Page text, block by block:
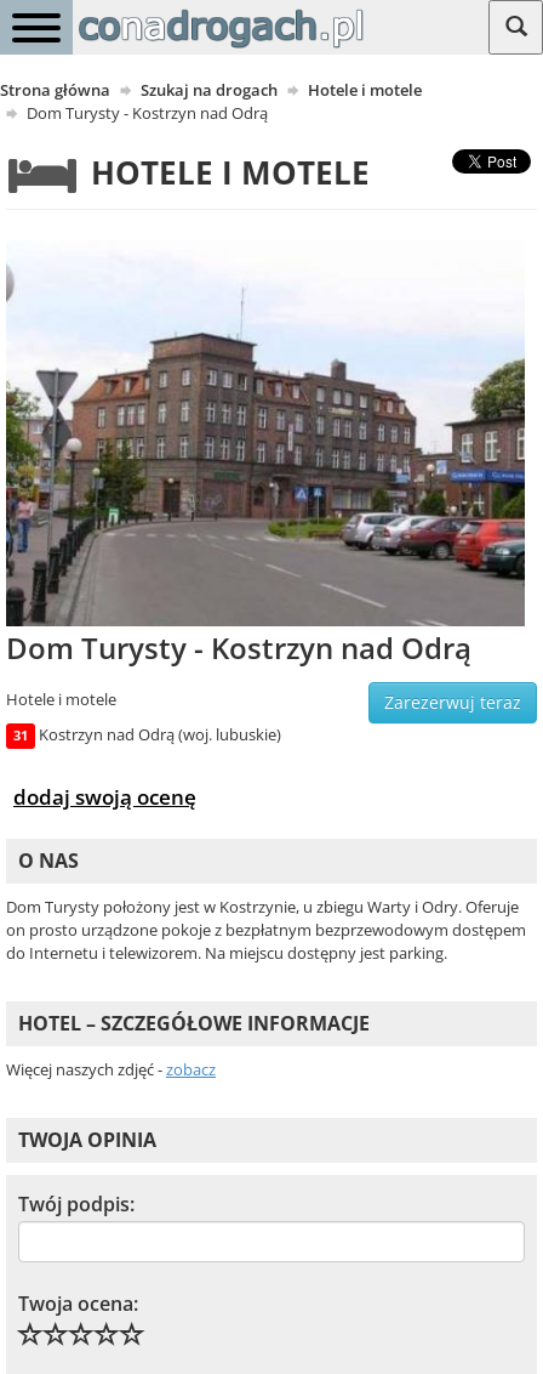
Strona główna Szukaj na drogach
Hotele i motele
Dom Turysty - Kostrzyn nad Odrą
HOTELE I MOTELE
Dom Turysty - Kostrzyn nad Odrą
Zarezerwuj teraz
Hotele i motele
31 Kostrzyn nad Odrą (woj. lubuskie)
dodaj swoją ocenę
O NAS
Dom Turysty położony jest w Kostrzynie, u zbiegu Warty i Odry. Oferuje
on prosto urządzone pokoje z bezpłatnym bezprzewodowym dostępem
do Internetu i telewizorem. Na miejscu dostępny jest parking.
HOTEL – SZCZEGÓŁOWE INFORMACJE
Więcej naszych zdjęć -zobacz
TWOJA OPINIA
Twój podpis:
Twoja ocena: